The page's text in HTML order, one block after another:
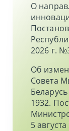
О
2026 г.
Об
Совета
1932.
5